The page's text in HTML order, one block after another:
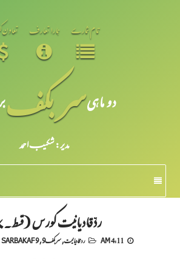
تمام شمارے ہمارا تعارف
دو ماہیسر بکف
مدیر: شکیبـ احمد
ردِّقادیانیت کورس (قسط۔۷)
4:11 AM رد قادیانیت,سربکف9 ,
SARBAKAF 9